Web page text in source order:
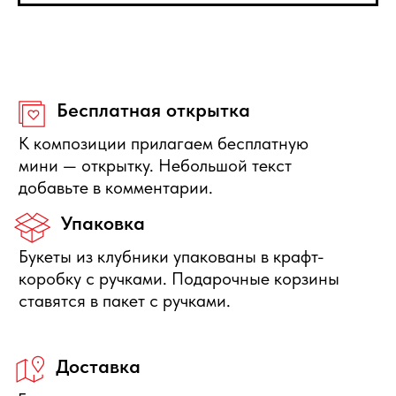
Бесплатно отменяется заказ за
сутки до начала интервала
доставки, деньги полностью
вернутся.
качеству, то вы можете её вернуть или
Нужна помощь с выбором?
Оставьте свои данные, мы свяжемся с Вами в
ближайшее время и ответим на Ваши вопросы